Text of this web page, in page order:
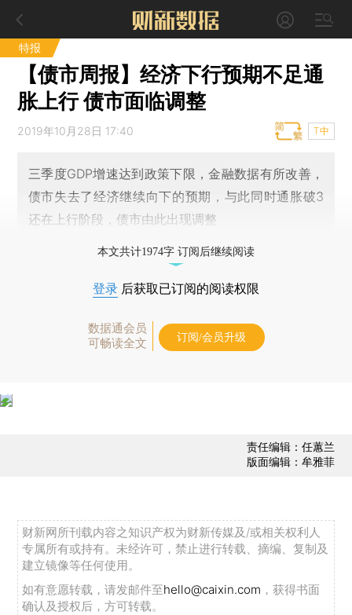
特报
【债市周报】经济下行预期不足通
胀上行 债市面临调整
2019年10月28日 17:40 T中
三季度GDP增速达到政策下限，金融数据有所改善，
债市失去了经济继续向下的预期，与此同时通胀破3
还在上行阶段，债市由此出现调整
本文共计1974字 订阅后继续阅读
登录 后获取已订阅的阅读权限
数据通会员
可畅读全文
订阅/会员升级
责任编辑：任蕙兰
版面编辑：牟雅菲
财新网所刊载内容之知识产权为财新传媒及/或相关权利人
专属所有或持有。未经许可，禁止进行转载、摘编、复制及
建立镜像等任何使用。
如有意愿转载，请发邮件至hello@caixin.com ，获得书面
确认及授权后，方可转载。